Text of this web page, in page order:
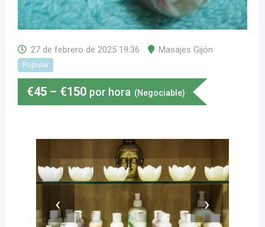
27 de febrero de 2025 19:36 Masajes Gijón
Popular
€45 – €150 por hora (Negociable)
‹ ›